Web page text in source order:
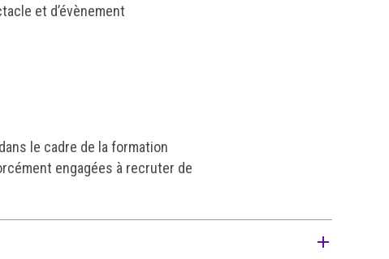
et d’évènement
le cadre de la formation
engagées à recruter de